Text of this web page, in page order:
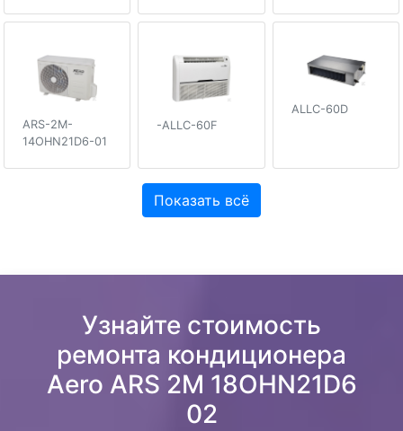
ARS-2M-
14OHN21D6-01
-ALLC-60F
ALLC-60D
Показать всё
Узнайте стоимость
ремонта кондиционера
Aero ARS 2M 18OHN21D6
02